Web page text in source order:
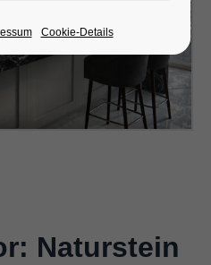
Naturstein
Cookie-Details